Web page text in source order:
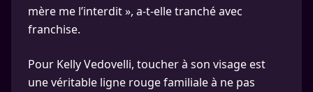
mère me l’interdit », a-t-elle tranché avec
franchise.
Pour Kelly Vedovelli, toucher à son visage est
une véritable ligne rouge familiale à ne pas